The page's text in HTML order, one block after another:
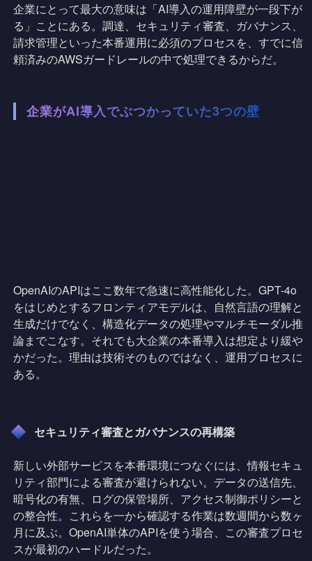
企業にとって最大の意味は「AI導入の運用障壁が一段下が
る」ことにある。調達、セキュリティ審査、ガバナンス、
請求管理といった本番運用に必須のプロセスを、すでに信
頼済みのAWSガードレールの中で処理できるからだ。
企業がAI導入でぶつかっていた3つの壁
OpenAIのAPIはここ数年で急速に高性能化した。GPT-4o
をはじめとするフロンティアモデルは、自然言語の理解と
生成だけでなく、構造化データの処理やマルチモーダル推
論までこなす。それでも大企業の本番導入は想定より緩や
かだった。理由は技術そのものではなく、運用プロセスに
ある。
セキュリティ審査とガバナンスの再構築
新しい外部サービスを本番環境につなぐには、情報セキュ
リティ部門による審査が避けられない。データの送信先、
暗号化の有無、ログの保管場所、アクセス制御ポリシーと
の整合性。これらを一から確認する作業は数週間から数ヶ
月に及ぶ。OpenAI単体のAPIを使う場合、この審査プロセ
スが最初のハードルだった。